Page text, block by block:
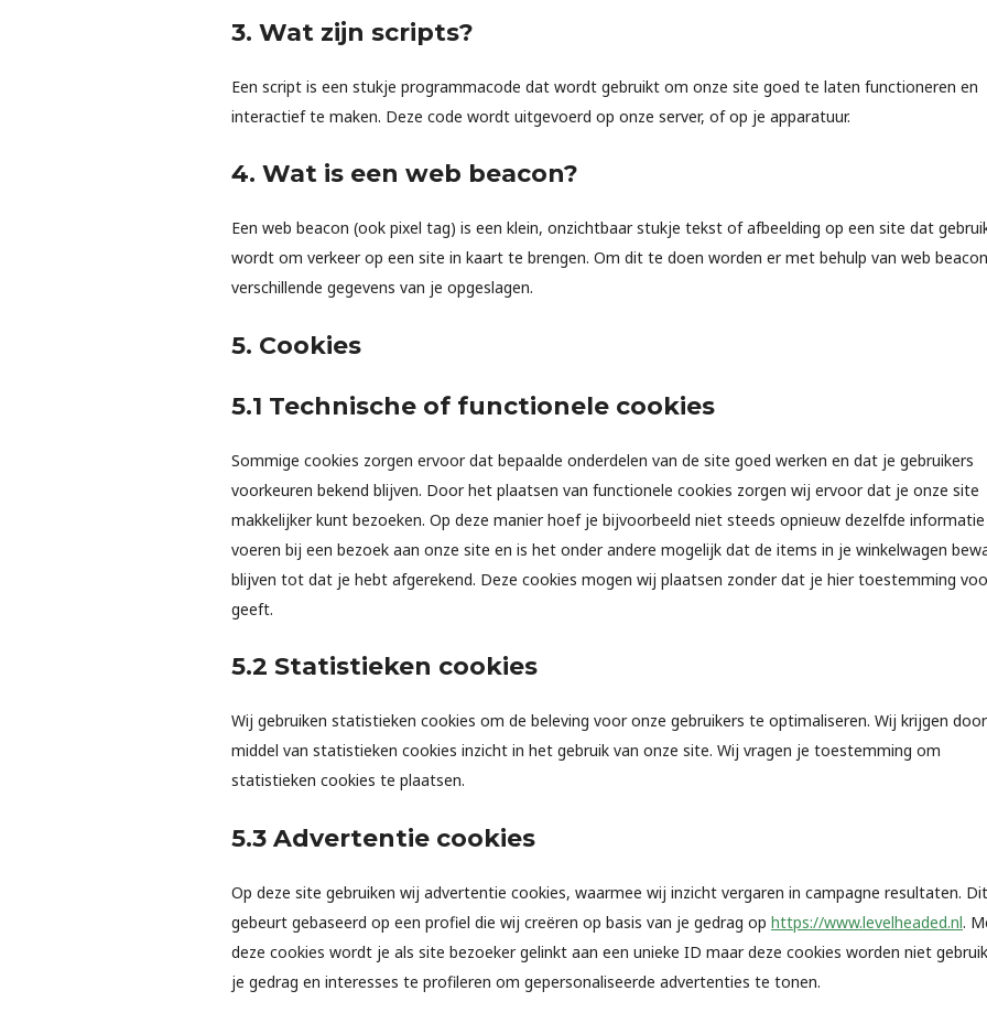
3. Wat zijn scripts?
Een script is een stukje programmacode dat wordt gebruikt om onze site goed te laten functioneren en
interactief te maken. Deze code wordt uitgevoerd op onze server, of op je apparatuur.
4. Wat is een web beacon?
Een web beacon (ook pixel tag) is een klein, onzichtbaar stukje tekst of afbeelding op een site dat
wordt om verkeer op een site in kaart te brengen. Om dit te doen worden er met behulp van web
verschillende gegevens van je opgeslagen.
5. Cookies
5.1 Technische of functionele cookies
Sommige cookies zorgen ervoor dat bepaalde onderdelen van de site goed werken en dat je gebruikers
voorkeuren bekend blijven. Door het plaatsen van functionele cookies zorgen wij ervoor dat je onze site
makkelijker kunt bezoeken. Op deze manier hoef je bijvoorbeeld niet steeds opnieuw dezelfde
voeren bij een bezoek aan onze site en is het onder andere mogelijk dat de items in je winkelwagen
blijven tot dat je hebt afgerekend. Deze cookies mogen wij plaatsen zonder dat je hier toestemming
geeft.
5.2 Statistieken cookies
Wij gebruiken statistieken cookies om de beleving voor onze gebruikers te optimaliseren. Wij krijgen door
middel van statistieken cookies inzicht in het gebruik van onze site. Wij vragen je toestemming om
statistieken cookies te plaatsen.
5.3 Advertentie cookies
Op deze site gebruiken wij advertentie cookies, waarmee wij inzicht vergaren in campagne resultaten. Dit
gebeurt gebaseerd op een profiel die wij creëren op basis van je gedrag op https://www.levelheaded.nl.
deze cookies wordt je als site bezoeker gelinkt aan een unieke ID maar deze cookies worden niet
je gedrag en interesses te profileren om gepersonaliseerde advertenties te tonen.